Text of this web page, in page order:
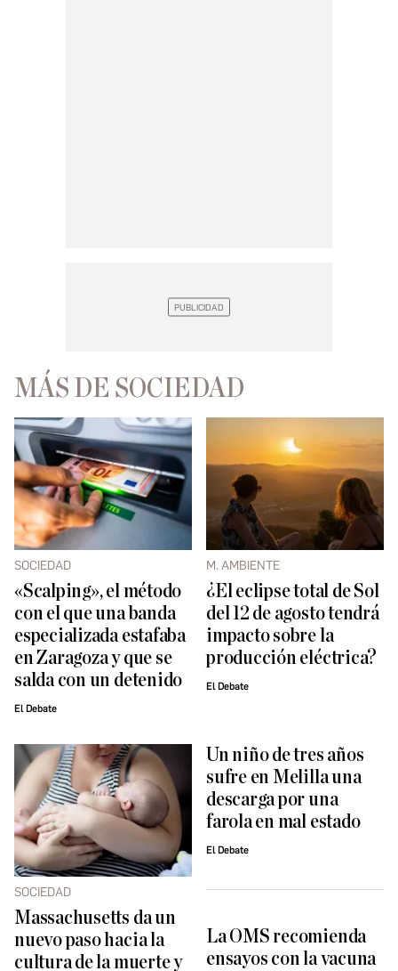
MÁS DE SOCIEDAD
SOCIEDAD
«Scalping», el método
con el que una banda
especializada estafaba
en Zaragoza y que se
salda con un detenido
El Debate
M. AMBIENTE
¿El eclipse total de Sol
del 12 de agosto tendrá
impacto sobre la
producción eléctrica?
El Debate
SOCIEDAD
Massachusetts da un
nuevo paso hacia la
cultura de la muerte y
Un niño de tres años
sufre en Melilla una
descarga por una
farola en mal estado
El Debate
La OMS recomienda
ensayos con la vacuna